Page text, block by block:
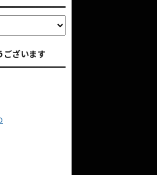
ございます